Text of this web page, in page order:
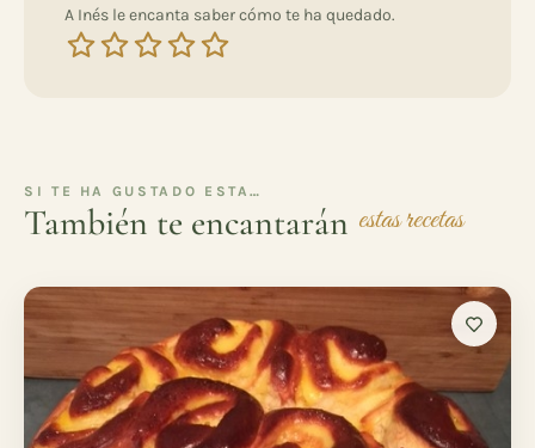
A Inés le encanta saber cómo te ha quedado.
SI TE HA GUSTADO ESTA…
También te encantarán estas recetas